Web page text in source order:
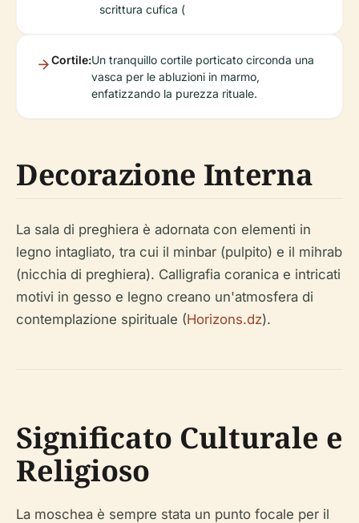
scrittura cufica (
Cortile:Un tranquillo cortile porticato circonda una
vasca per le abluzioni in marmo,
enfatizzando la purezza rituale.
Decorazione Interna
La sala di preghiera è adornata con elementi in
legno intagliato, tra cui il minbar (pulpito) e il mihrab
(nicchia di preghiera). Calligrafia coranica e intricati
motivi in gesso e legno creano un'atmosfera di
contemplazione spirituale (Horizons.dz).
Significato Culturale e
Religioso
La moschea è sempre stata un punto focale per il